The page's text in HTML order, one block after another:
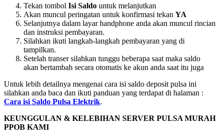
Tekan tombol Isi Saldo untuk melanjutkan
Akan muncul peringatan untuk konfirmasi tekan YA
Selanjutnya dalam layar handphone anda akan muncul rincian
dan instruksi pembayaran.
Silahkan ikuti langkah-langkah pembayaran yang di
tampilkan.
Setelah transer silahkan tunggu beberapa saat maka saldo
akan bertambah secara otomatis ke akun anda saat itu juga
Untuk lebih detailnya mengenai cara isi saldo deposit pulsa ini
silahkan anda baca dan ikuti panduan yang terdapat di halaman :
Cara isi Saldo Pulsa Elektrik.
KEUNGGULAN & KELEBIHAN SERVER PULSA MURAH
PPOB KAMI